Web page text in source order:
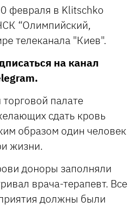
февраля в Klitschko
“Олимпийский,
телеканала "Киев".
на канал
палате
сдать кровь
образом один человек
жизни.
доноры заполняли
врача-терапевт. Все
должны были